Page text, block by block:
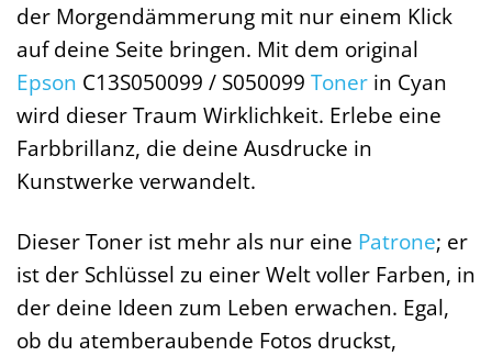
der Morgendämmerung mit nur einem Klick
auf deine Seite bringen. Mit dem original
Epson C13S050099 / S050099 Toner in Cyan
wird dieser Traum Wirklichkeit. Erlebe eine
Farbbrillanz, die deine Ausdrucke in
Kunstwerke verwandelt.
Dieser Toner ist mehr als nur eine Patrone; er
ist der Schlüssel zu einer Welt voller Farben, in
der deine Ideen zum Leben erwachen. Egal,
ob du atemberaubende Fotos druckst,